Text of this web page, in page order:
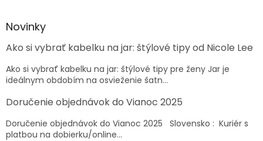
e
p
r
v
k
y
v
ý
äNovinky
Ako si vybrať kabelku na jar: štýlové tipy od Nicole Lee
Ako si vybrať kabelku na jar: štýlové tipy pre ženy Jar je
ideálnym obdobím na osvieženie šatn...
Doručenie objednávok do Vianoc 2025
Doručenie objednávok do Vianoc 2025 Slovensko : Kuriér s
platbou na dobierku/online...